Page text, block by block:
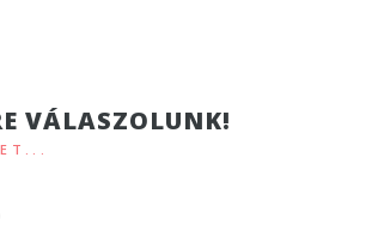
VÁLASZOLUNK!